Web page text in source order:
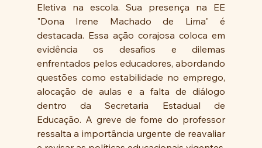
Eletiva na escola. Sua presença na EE
"Dona Irene Machado de Lima" é
destacada. Essa ação corajosa coloca em
evidência os desafios e dilemas
enfrentados pelos educadores, abordando
questões como estabilidade no emprego,
alocação de aulas e a falta de diálogo
dentro da Secretaria Estadual de
Educação. A greve de fome do professor
ressalta a importância urgente de reavaliar